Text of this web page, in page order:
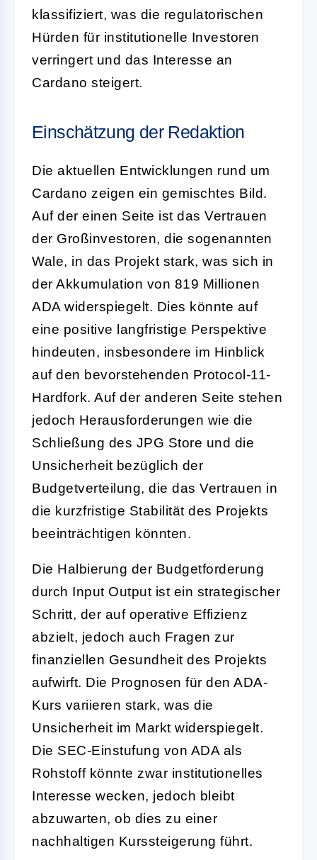
klassifiziert, was die regulatorischen
Hürden für institutionelle Investoren
verringert und das Interesse an
Cardano steigert.
Einschätzung der Redaktion
Die aktuellen Entwicklungen rund um
Cardano zeigen ein gemischtes Bild.
Auf der einen Seite ist das Vertrauen
der Großinvestoren, die sogenannten
Wale, in das Projekt stark, was sich in
der Akkumulation von 819 Millionen
ADA widerspiegelt. Dies könnte auf
eine positive langfristige Perspektive
hindeuten, insbesondere im Hinblick
auf den bevorstehenden Protocol-11-
Hardfork. Auf der anderen Seite stehen
jedoch Herausforderungen wie die
Schließung des JPG Store und die
Unsicherheit bezüglich der
Budgetverteilung, die das Vertrauen in
die kurzfristige Stabilität des Projekts
beeinträchtigen könnten.
Die Halbierung der Budgetforderung
durch Input Output ist ein strategischer
Schritt, der auf operative Effizienz
abzielt, jedoch auch Fragen zur
finanziellen Gesundheit des Projekts
aufwirft. Die Prognosen für den ADA-
Kurs variieren stark, was die
Unsicherheit im Markt widerspiegelt.
Die SEC-Einstufung von ADA als
Rohstoff könnte zwar institutionelles
Interesse wecken, jedoch bleibt
abzuwarten, ob dies zu einer
nachhaltigen Kurssteigerung führt.